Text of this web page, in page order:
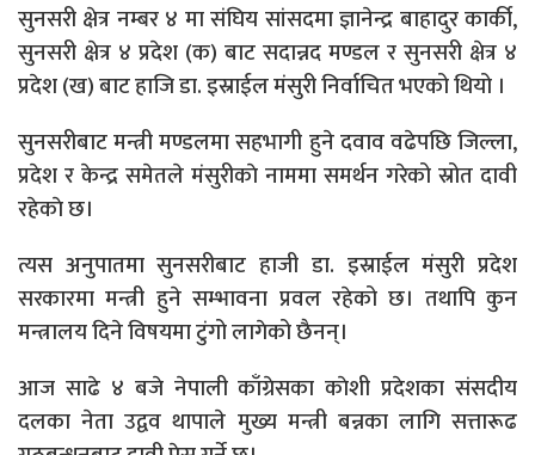
सुनसरी क्षेत्र नम्बर ४ मा संघिय सांसदमा ज्ञानेन्द्र बाहादुर कार्की,
सुनसरी क्षेत्र ४ प्रदेश (क) बाट सदान्नद मण्डल र सुनसरी क्षेत्र ४
प्रदेश (ख) बाट हाजि डा. इस्राईल मंसुरी निर्वाचित भएको थियो ।
सुनसरीबाट मन्त्री मण्डलमा सहभागी हुने दवाव वढेपछि जिल्ला,
प्रदेश र केन्द्र समेतले मंसुरीकाे नाममा समर्थन गरेको स्रोत दावी
रहेकाे छ।
त्यस अनुपातमा सुनसरीबाट हाजी डा. इस्राईल मंसुरी प्रदेश
सरकारमा मन्त्री हुने सम्भावना प्रवल रहेको छ। तथापि कुन
मन्त्रालय दिने विषयमा टुंगो लागेको छैनन्।
आज साढे ४ बजे नेपाली काँग्रेसका काेशी प्रदेशका संसदीय
दलका नेता उद्वव थापाले मुख्य मन्त्री बन्नका लागि सत्तारूढ